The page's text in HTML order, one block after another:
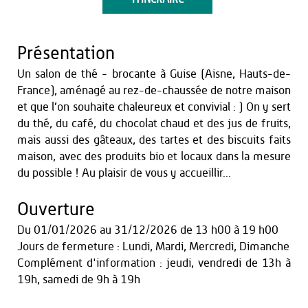
Présentation
Un salon de thé - brocante à Guise (Aisne, Hauts-de-
France), aménagé au rez-de-chaussée de notre maison
et que l’on souhaite chaleureux et convivial : ) On y sert
du thé, du café, du chocolat chaud et des jus de fruits,
mais aussi des gâteaux, des tartes et des biscuits faits
maison, avec des produits bio et locaux dans la mesure
du possible ! Au plaisir de vous y accueillir...
Ouverture
Du 01/01/2026 au 31/12/2026 de 13 h00 à 19 h00
Jours de fermeture : Lundi, Mardi, Mercredi, Dimanche
Complément d'information : jeudi, vendredi de 13h à
19h, samedi de 9h à 19h